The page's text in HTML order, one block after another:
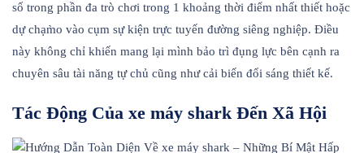
số trong phần đa trò chơi trong 1 khoảng thời điểm nhất thiết hoặc
dự chạm̀o vào cụm sự kiện trực tuyến đường siêng nghiệp. Điều
này không chỉ khiến mang lại mình bảo trì đụng lực bên cạnh ra
chuyên sâu tài năng tự chủ cũng như cải biến đổi sáng thiết kế.
Tác Động Của xe máy shark Đến Xã Hội